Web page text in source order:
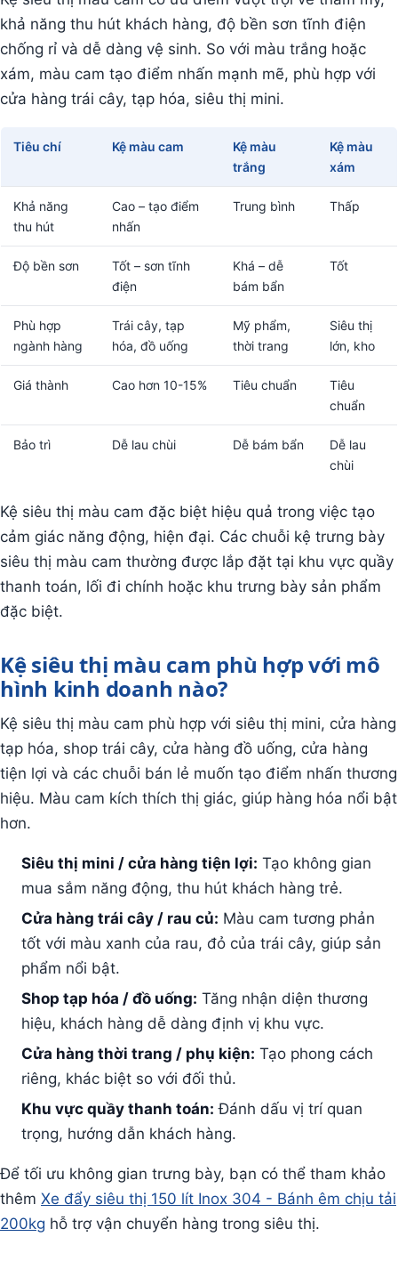
khả năng thu hút khách hàng, độ bền sơn tĩnh điện
chống rỉ và dễ dàng vệ sinh. So với màu trắng hoặc
xám, màu cam tạo điểm nhấn mạnh mẽ, phù hợp với
cửa hàng trái cây, tạp hóa, siêu thị mini.
Tiêu chí Kệ màu cam
Kệ màu
trắng
Kệ màu
xám
Khả năng
thu hút
Cao – tạo điểm
nhấn
Trung bình Thấp
Độ bền sơn
Tốt – sơn tĩnh
điện
Khá – dễ
bám bẩn
Tốt
Phù hợp
ngành hàng
Trái cây, tạp
hóa, đồ uống
Mỹ phẩm,
thời trang
Siêu thị
lớn, kho
Giá thành Cao hơn 10-15% Tiêu chuẩn
Tiêu
chuẩn
Bảo trì Dễ lau chùi Dễ bám bẩn
Dễ lau
chùi
Kệ siêu thị màu cam đặc biệt hiệu quả trong việc tạo
cảm giác năng động, hiện đại. Các chuỗi kệ trưng bày
siêu thị màu cam thường được lắp đặt tại khu vực quầy
thanh toán, lối đi chính hoặc khu trưng bày sản phẩm
đặc biệt.
Kệ siêu thị màu cam phù hợp với mô
hình kinh doanh nào?
Kệ siêu thị màu cam phù hợp với siêu thị mini, cửa hàng
tạp hóa, shop trái cây, cửa hàng đồ uống, cửa hàng
tiện lợi và các chuỗi bán lẻ muốn tạo điểm nhấn thương
hiệu. Màu cam kích thích thị giác, giúp hàng hóa nổi bật
hơn.
Siêu thị mini / cửa hàng tiện lợi: Tạo không gian
mua sắm năng động, thu hút khách hàng trẻ.
Cửa hàng trái cây / rau củ: Màu cam tương phản
tốt với màu xanh của rau, đỏ của trái cây, giúp sản
phẩm nổi bật.
Shop tạp hóa / đồ uống: Tăng nhận diện thương
hiệu, khách hàng dễ dàng định vị khu vực.
Cửa hàng thời trang / phụ kiện: Tạo phong cách
riêng, khác biệt so với đối thủ.
Khu vực quầy thanh toán: Đánh dấu vị trí quan
trọng, hướng dẫn khách hàng.
Để tối ưu không gian trưng bày, bạn có thể tham khảo
thêm Xe đẩy siêu thị 150 lít Inox 304 - Bánh êm chịu tải
200kg hỗ trợ vận chuyển hàng trong siêu thị.